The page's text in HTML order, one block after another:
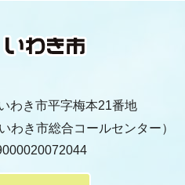
わき市平字梅本21番地
いわき市総合コールセンター）